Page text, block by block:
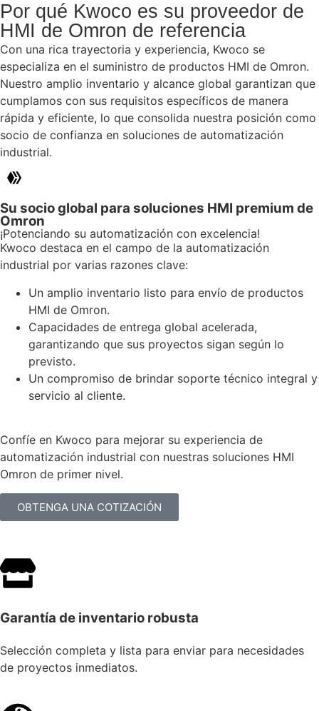
Por qué Kwoco es su proveedor de
HMI de Omron de referencia
Con una rica trayectoria y experiencia, Kwoco se
especializa en el suministro de productos HMI de Omron.
Nuestro amplio inventario y alcance global garantizan que
cumplamos con sus requisitos específicos de manera
rápida y eficiente, lo que consolida nuestra posición como
socio de confianza en soluciones de automatización
industrial.
Su socio global para soluciones HMI premium de
Omron
¡Potenciando su automatización con excelencia!
Kwoco destaca en el campo de la automatización
industrial por varias razones clave:
Un amplio inventario listo para envío de productos
HMI de Omron.
Capacidades de entrega global acelerada,
garantizando que sus proyectos sigan según lo
previsto.
Un compromiso de brindar soporte técnico integral y
servicio al cliente.
Confíe en Kwoco para mejorar su experiencia de
automatización industrial con nuestras soluciones HMI
Omron de primer nivel.
OBTENGA UNA COTIZACIÓN
Garantía de inventario robusta
Selección completa y lista para enviar para necesidades
de proyectos inmediatos.